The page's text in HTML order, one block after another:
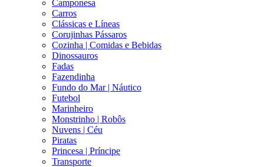
Camponesa
Carros
Clássicas e Líneas
Corujinhas Pássaros
Cozinha | Comidas e Bebidas
Dinossauros
Fadas
Fazendinha
Fundo do Mar | Náutico
Futebol
Marinheiro
Monstrinho | Robôs
Nuvens | Céu
Piratas
Princesa | Príncipe
Transporte